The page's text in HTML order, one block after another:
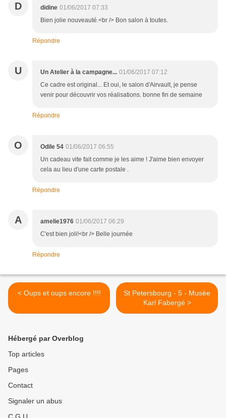
D didine 01/06/2017 07:33
Bien jolie nouveauté.<br /> Bon salon à toutes.
Répondre
U Un Atelier à la campagne... 01/06/2017 07:12
Ce cadre est original... Et oui, le salon d'Airvault, je pense
venir pour découvrir vos réalisations. bonne fin de semaine
Répondre
O Odile 54 01/06/2017 06:55
Un cadeau vite fait comme je les aime ! J'aime bien envoyer
cela au lieu d'une carte postale .
Répondre
A amelie1976 01/06/2017 06:29
C'est bien joli!<br /> Belle journée
Répondre
< Oups et oups encore !!!!
St Petersbourg - 5 - Musée
Karl Fabergé >
Hébergé par Overblog
Top articles
Pages
Contact
Signaler un abus